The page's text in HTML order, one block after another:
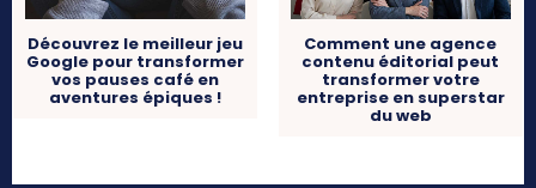
Découvrez le meilleur jeu
Google pour transformer
vos pauses café en
aventures épiques !
Comment une agence
contenu éditorial peut
transformer votre
entreprise en superstar
du web